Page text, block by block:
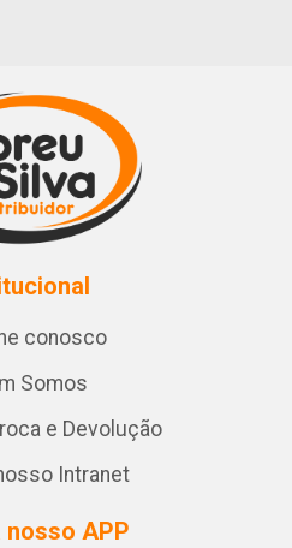
conosco
Somos
e Devolução
Intranet
nosso APP